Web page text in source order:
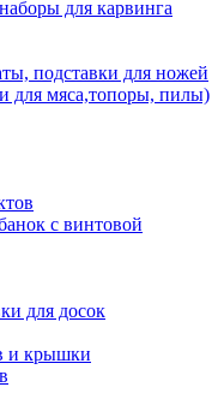
для карвинга
подставки для ножей
для мяса,топоры, пилы)
с винтовой
для досок
и крышки